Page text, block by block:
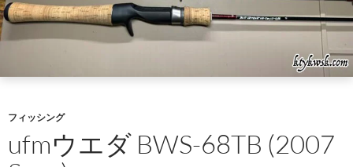
フィッシング
ufmウエダ BWS-68TB (2007